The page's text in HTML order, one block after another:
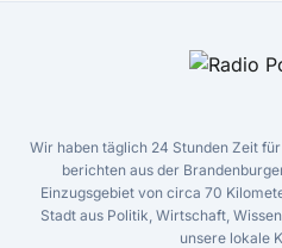
Wir haben täglich 24 Stunden Zeit
berichten aus der
Einzugsgebiet von circa 70
Stadt aus Politik, Wirtschaft,
unsere lokale